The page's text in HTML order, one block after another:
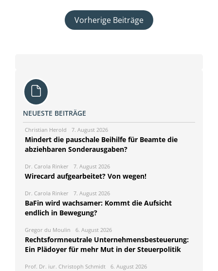
Vorherige Beiträge
NEUESTE BEITRÄGE
Christian Herold 7. August 2026
Mindert die pauschale Beihilfe für Beamte die
abziehbaren Sonderausgaben?
Dr. Carola Rinker 7. August 2026
Wirecard aufgearbeitet? Von wegen!
Dr. Carola Rinker 7. August 2026
BaFin wird wachsamer: Kommt die Aufsicht
endlich in Bewegung?
Gregor du Moulin 6. August 2026
Rechtsformneutrale Unternehmensbesteuerung:
Ein Plädoyer für mehr Mut in der Steuerpolitik
Prof. Dr. iur. Christoph Schmidt 6. August 2026